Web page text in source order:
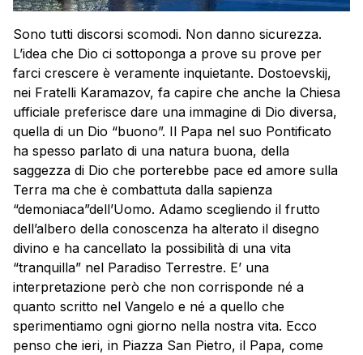
Sono tutti discorsi scomodi. Non danno sicurezza.
L’idea che Dio ci sottoponga a prove su prove per
farci crescere è veramente inquietante. Dostoevskij,
nei Fratelli Karamazov, fa capire che anche la Chiesa
ufficiale preferisce dare una immagine di Dio diversa,
quella di un Dio “buono”. Il Papa nel suo Pontificato
ha spesso parlato di una natura buona, della
saggezza di Dio che porterebbe pace ed amore sulla
Terra ma che è combattuta dalla sapienza
“demoniaca”dell’Uomo. Adamo scegliendo il frutto
dell’albero della conoscenza ha alterato il disegno
divino e ha cancellato la possibilità di una vita
“tranquilla” nel Paradiso Terrestre. E’ una
interpretazione però che non corrisponde né a
quanto scritto nel Vangelo e né a quello che
sperimentiamo ogni giorno nella nostra vita. Ecco
penso che ieri, in Piazza San Pietro, il Papa, come